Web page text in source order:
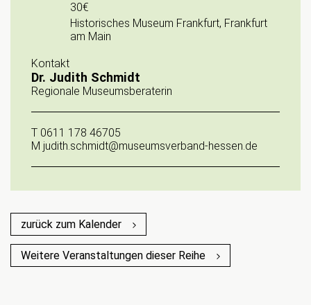
30€
Historisches Museum Frankfurt, Frankfurt
am Main
Kontakt
Dr. Judith Schmidt
Regionale Museumsberaterin
T 0611 178 46705
M judith.schmidt@museumsverband-hessen.de
zurück zum Kalender
Weitere Veranstaltungen dieser Reihe